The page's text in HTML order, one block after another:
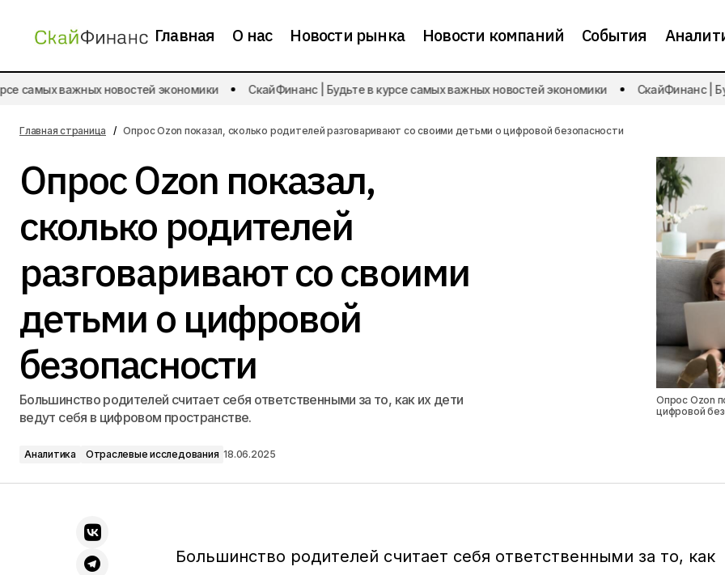
Главная О нас Новости рынка Новости компаний События
Аналитика
Опрос Ozon показал, сколько родителей
важных новостей экономики СкайФинанс | Будьте в курсе самых важных новостей экономики СкайФинанс |
Главная страница Опрос Ozon показал, сколько родителей разговаривают со своими детьми о цифровой безопасности
Опрос Ozon показал,
сколько родителей
разговаривают со своими
детьми о цифровой
безопасности
Большинство родителей считает себя ответственными за то, как их дети
ведут себя в цифровом пространстве.
Аналитика Отраслевые исследования 18.06.2025
Опрос Ozon
цифровой
Большинство родителей считает себя ответственными за то, как